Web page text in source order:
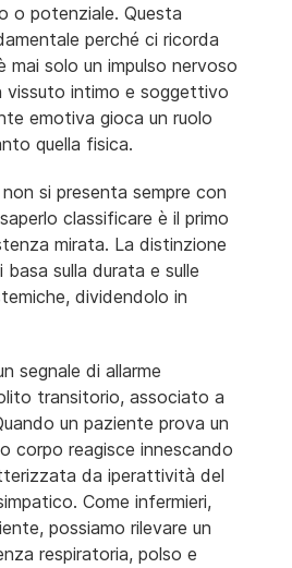
o potenziale. Questa
perché ci ricorda
mai solo un impulso nervoso
vissuto intimo e soggettivo
emotiva gioca un ruolo
quella fisica.
si presenta sempre con
classificare è il primo
mirata. La distinzione
basa sulla durata e sulle
dividendolo in
segnale di allarme
transitorio, associato a
un paziente prova un
corpo reagisce innescando
da iperattività del
Come infermieri,
possiamo rilevare un
respiratoria, polso e